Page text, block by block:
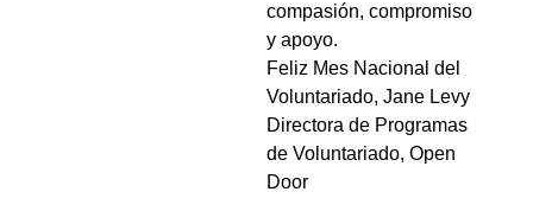
compasión, compromiso
y apoyo.
Feliz Mes Nacional del
Voluntariado, Jane Levy
Directora de Programas
de Voluntariado, Open
Door